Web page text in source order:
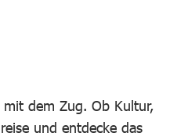
dem Zug. Ob Kultur,
und entdecke das